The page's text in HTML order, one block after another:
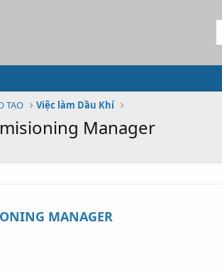
TẠO Việc làm Dầu Khí
Manager
MANAGER